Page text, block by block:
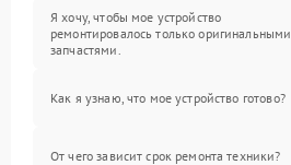
Я хочу, чтобы мое устройство
ремонтировалось только оригинальными
запчастями.
Как я узнаю, что мое устройство готово?
От чего зависит срок ремонта техники?